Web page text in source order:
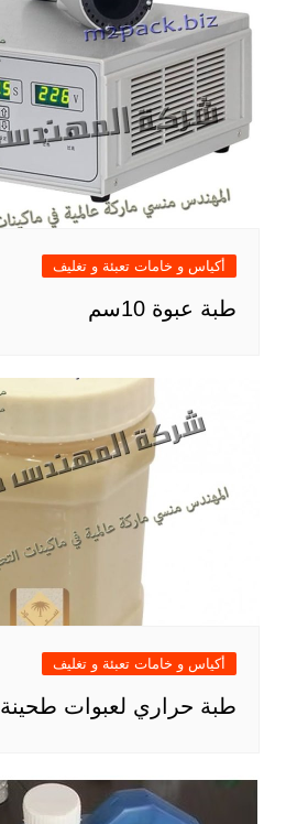
أكياس و خامات تعبئة و تغليف
طبة عبوة 10سم
أكياس و خامات تعبئة و تغليف
طبة حراري لعبوات طحينة